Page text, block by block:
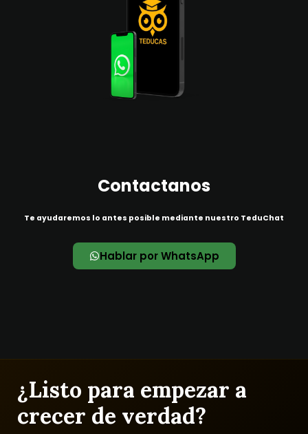
Contactanos
Te ayudaremos lo antes posible mediante nuestro TeduChat
Hablar por WhatsApp
¿Listo para empezar a
crecer de verdad?